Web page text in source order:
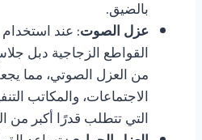
بالضيق.
عزل الصوت: عند
القواطع الزجاجية دبل
من العزل الصوتي، مما
الاجتماعات، والمكاتب
التي تتطلب قدرًا أكبر من